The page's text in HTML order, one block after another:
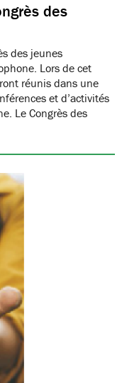
des
des jeunes
Lors de cet
réunis dans une
et d’activités
Le Congrès des